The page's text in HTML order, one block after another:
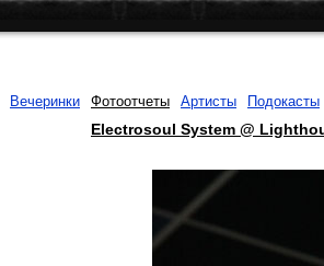
Вечеринки Фотоотчеты Артисты Подокасты
Electrosoul System @